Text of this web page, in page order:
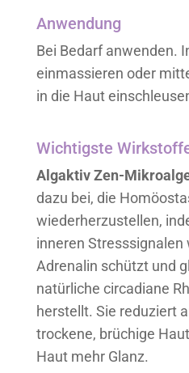
Anwendung
Bei Bedarf anwenden.
einmassieren oder
in die Haut
Wichtigste
Algaktiv Zen-
dazu bei, die
wiederherzustellen,
inneren Stresssignalen
Adrenalin schützt und
natürliche circadiane
herstellt. Sie reduziert
trockene, brüchige
Haut mehr Glanz.